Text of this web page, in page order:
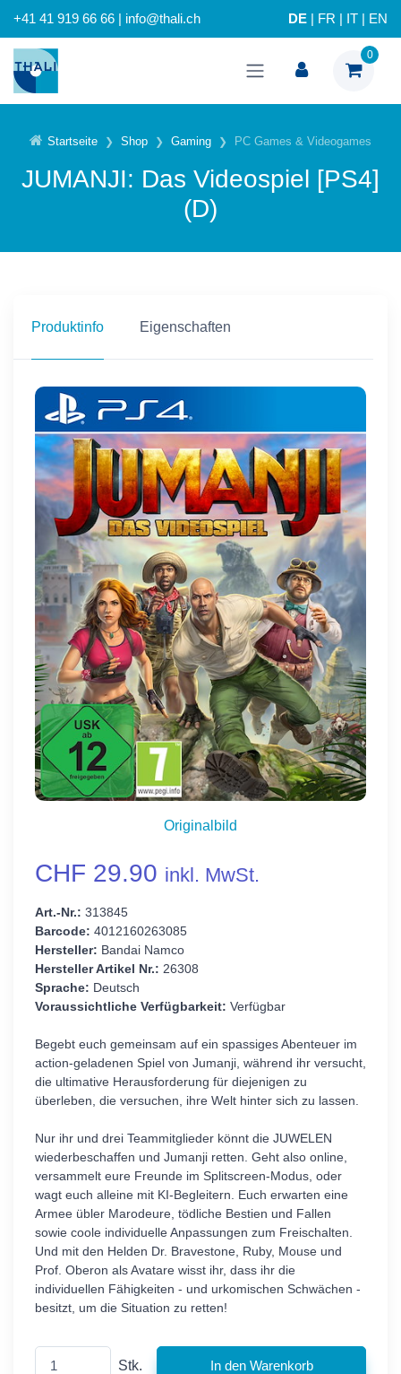
+41 41 919 66 66 | info@thali.ch DE FR IT EN
0
Startseite Shop Gaming PC Games & Videogames
JUMANJI: Das Videospiel [PS4]
(D)
Produktinfo Eigenschaften
Originalbild
CHF 29.90 inkl. MwSt.
Art.-Nr.: 313845
Barcode: 4012160263085
Hersteller: Bandai Namco
Hersteller Artikel Nr.: 26308
Sprache: Deutsch
Voraussichtliche Verfügbarkeit: Verfügbar
Begebt euch gemeinsam auf ein spassiges Abenteuer im
action-geladenen Spiel von Jumanji, während ihr versucht,
die ultimative Herausforderung für diejenigen zu
überleben, die versuchen, ihre Welt hinter sich zu lassen.
Nur ihr und drei Teammitglieder könnt die JUWELEN
wiederbeschaffen und Jumanji retten. Geht also online,
versammelt eure Freunde im Splitscreen-Modus, oder
wagt euch alleine mit KI-Begleitern. Euch erwarten eine
Armee übler Marodeure, tödliche Bestien und Fallen
sowie coole individuelle Anpassungen zum Freischalten.
Und mit den Helden Dr. Bravestone, Ruby, Mouse und
Prof. Oberon als Avatare wisst ihr, dass ihr die
individuellen Fähigkeiten - und urkomischen Schwächen -
besitzt, um die Situation zu retten!
Stk.